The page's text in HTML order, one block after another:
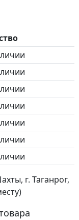
г. Таганрог,